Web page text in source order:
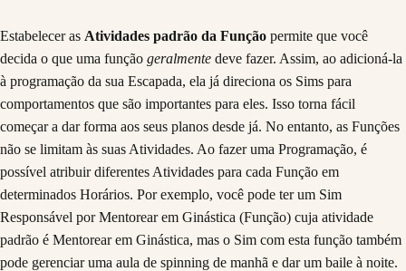
Estabelecer as Atividades padrão da Função permite que você
decida o que uma função geralmente deve fazer. Assim, ao adicioná-la
à programação da sua Escapada, ela já direciona os Sims para
comportamentos que são importantes para eles. Isso torna fácil
começar a dar forma aos seus planos desde já. No entanto, as Funções
não se limitam às suas Atividades. Ao fazer uma Programação, é
possível atribuir diferentes Atividades para cada Função em
determinados Horários. Por exemplo, você pode ter um Sim
Responsável por Mentorear em Ginástica (Função) cuja atividade
padrão é Mentorear em Ginástica, mas o Sim com esta função também
pode gerenciar uma aula de spinning de manhã e dar um baile à noite.